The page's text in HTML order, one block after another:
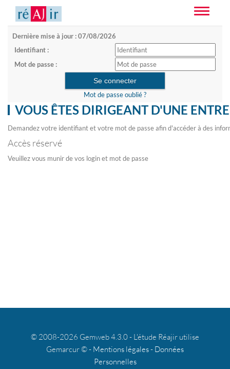
Toggle
Dernière mise à jour : 07/08/2026
Identifiant :
Mot de passe :
Mot de passe oublié ?
VOUS ÊTES DIRIGEANT D'UNE
Demandez votre identifiant et votre mot de passe afin d'accéder à des
Accès réservé
Veuillez vous munir de vos login et mot de passe
© 2008-2026 Gemweb 4.3.0 - L'étude Réajir utilise
Gemarcur © - Mentions légales- Données
Personnelles